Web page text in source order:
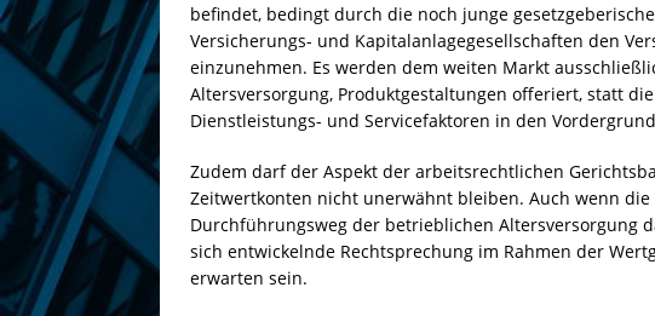
befindet, bedingt durch die noch junge
Versicherungs- und Kapitalanlagegesellschaften den
einzunehmen. Es werden dem weiten Markt
Altersversorgung, Produktgestaltungen offeriert, statt
Dienstleistungs- und Servicefaktoren in den
Zudem darf der Aspekt der arbeitsrechtlichen
Zeitwertkonten nicht unerwähnt bleiben. Auch wenn
Durchführungsweg der betrieblichen Altersversorgung
sich entwickelnde Rechtsprechung im Rahmen der
erwarten sein.